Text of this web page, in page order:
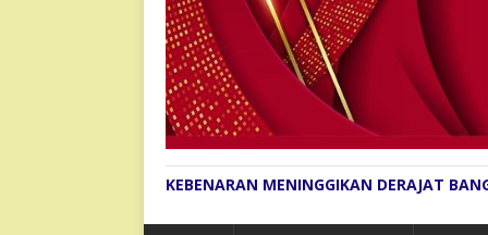
KEBENARAN MENINGGIKAN DERAJAT